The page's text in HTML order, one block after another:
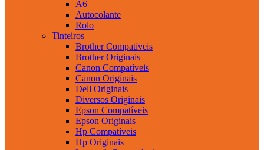
A6
Autocolante
Rolo
Tinteiros
Brother Compatíveis
Brother Originais
Canon Compatíveis
Canon Originais
Dell Originais
Diversos Originais
Epson Compatíveis
Epson Originais
Hp Compatíveis
Hp Originais